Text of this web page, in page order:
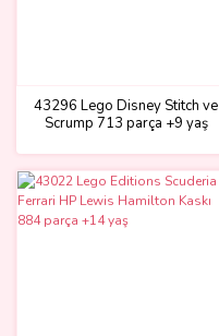
43296 Lego Disney Stitch ve
Scrump 713 parça +9 yaş